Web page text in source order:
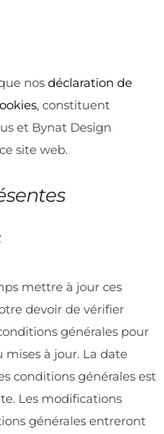
nos déclaration de
, constituent
et Bynat Design
site web.
mettre à jour ces
devoir de vérifier
générales pour
mises à jour. La date
conditions générales est
Les modifications
générales entreront